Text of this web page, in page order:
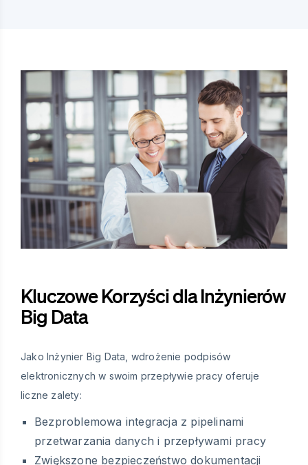
Kluczowe Korzyści dla Inżynierów
Big Data
Jako Inżynier Big Data, wdrożenie podpisów
elektronicznych w swoim przepływie pracy oferuje
liczne zalety:
Bezproblemowa integracja z pipelinami
przetwarzania danych i przepływami pracy
Zwiększone bezpieczeństwo dokumentacji